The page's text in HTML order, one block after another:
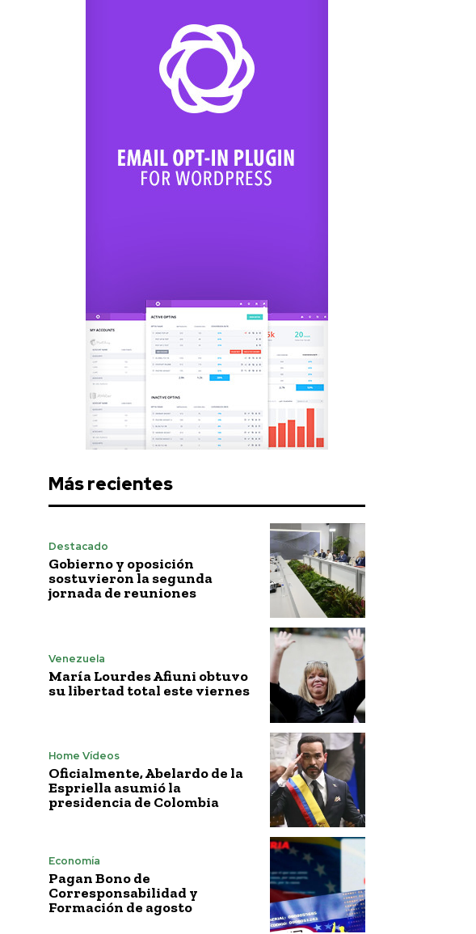
Más recientes
Destacado
Gobierno y oposición
sostuvieron la segunda
jornada de reuniones
Venezuela
María Lourdes Afiuni obtuvo
su libertad total este viernes
Home Vídeos
Oficialmente, Abelardo de la
Espriella asumió la
presidencia de Colombia
Economía
Pagan Bono de
Corresponsabilidad y
Formación de agosto